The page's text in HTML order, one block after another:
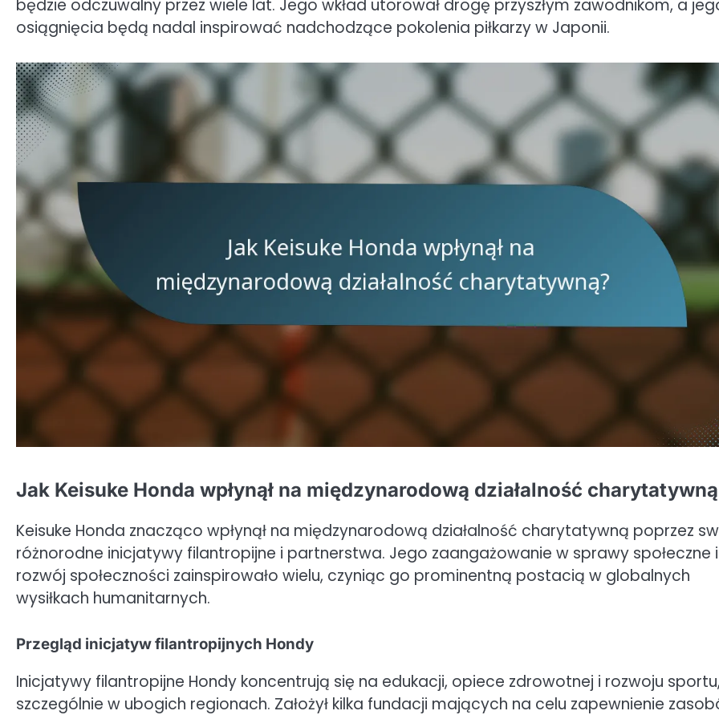
będzie odczuwalny przez wiele lat. Jego wkład utorował drogę przyszłym zawodnikom, a
osiągnięcia będą nadal inspirować nadchodzące pokolenia piłkarzy w Japonii.
Jak Keisuke Honda wpłynął na międzynarodową działalność
Keisuke Honda znacząco wpłynął na międzynarodową działalność charytatywną poprzez
różnorodne inicjatywy filantropijne i partnerstwa. Jego zaangażowanie w sprawy społeczne i
rozwój społeczności zainspirowało wielu, czyniąc go prominentną postacią w globalnych
wysiłkach humanitarnych.
Przegląd inicjatyw filantropijnych Hondy
Inicjatywy filantropijne Hondy koncentrują się na edukacji, opiece zdrowotnej i rozwoju
szczególnie w ubogich regionach. Założył kilka fundacji mających na celu zapewnienie